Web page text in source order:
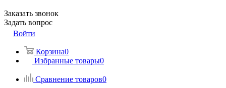
Заказать звонок
Задать вопрос
Войти
Корзина0
Избранные товары0
Сравнение товаров0